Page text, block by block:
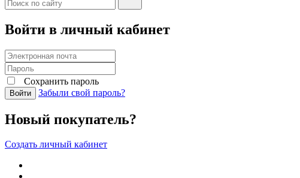
Войти в личный кабинет
Сохранить пароль
Войти Забыли свой пароль?
Новый покупатель?
Создать личный кабинет